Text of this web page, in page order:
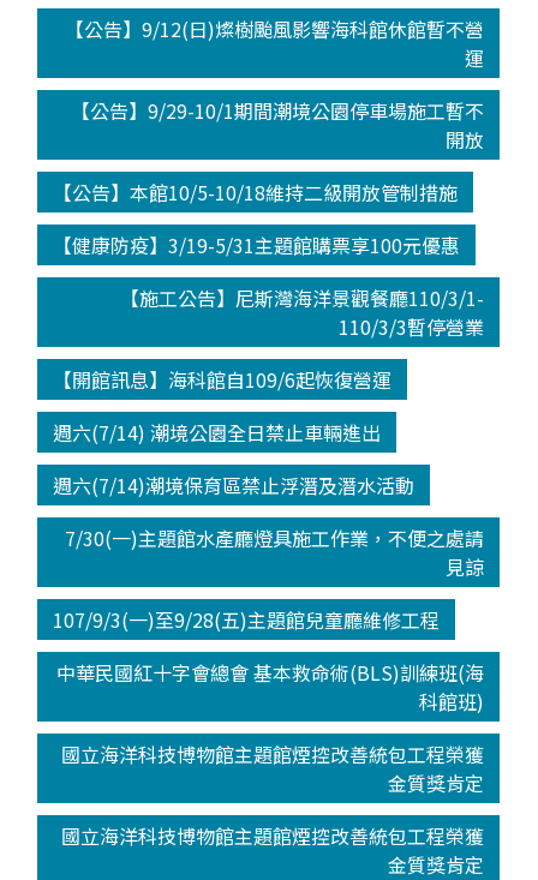
【公告】9/12(日)燦樹颱風影響海科館休館暫不營
運
【公告】9/29-10/1期間潮境公園停車場施工暫不
開放
【公告】本館10/5-10/18維持二級開放管制措施
【健康防疫】3/19-5/31主題館購票享100元優惠
【施工公告】尼斯灣海洋景觀餐廳110/3/1-
110/3/3暫停營業
【開館訊息】海科館自109/6起恢復營運
週六(7/14) 潮境公園全日禁止車輛進出
週六(7/14)潮境保育區禁止浮潛及潛水活動
7/30(一)主題館水產廳燈具施工作業，不便之處請
見諒
107/9/3(一)至9/28(五)主題館兒童廳維修工程
中華民國紅十字會總會 基本救命術(BLS)訓練班(海
科館班)
國立海洋科技博物館主題館煙控改善統包工程榮獲
金質獎肯定
國立海洋科技博物館主題館煙控改善統包工程榮獲
金質獎肯定